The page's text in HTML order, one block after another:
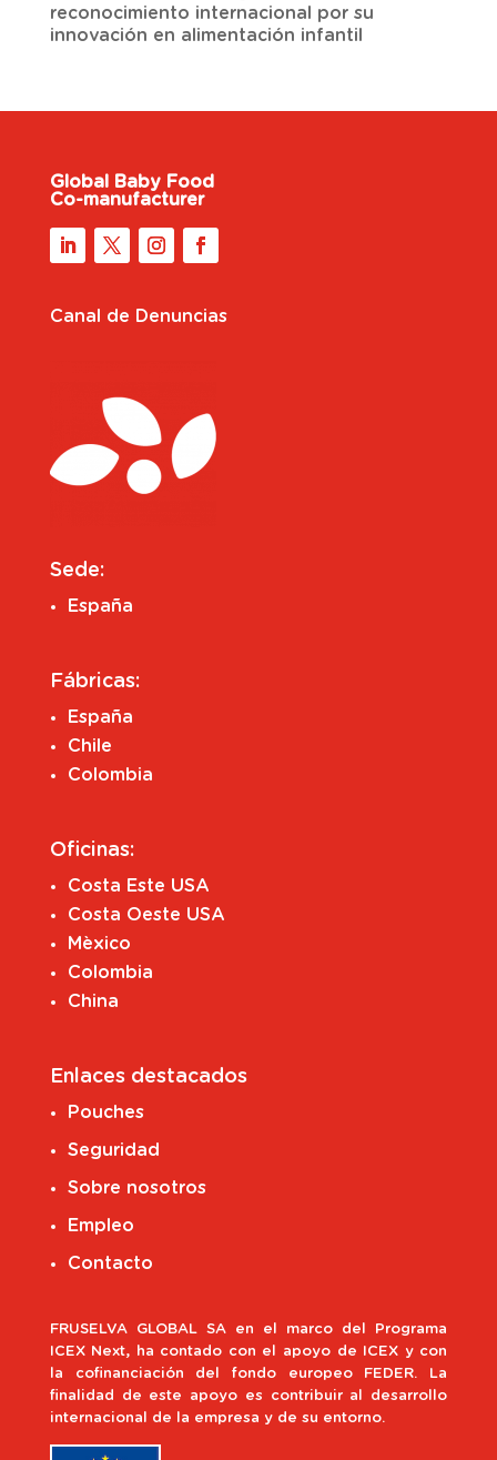
reconocimiento internacional por su
innovación en alimentación infantil
Global Baby Food
Co-manufacturer
Canal de Denuncias
Sede:
España
Fábricas:
España
Chile
Colombia
Oficinas:
Costa Este USA
Costa Oeste USA
Mèxico
Colombia
China
Enlaces destacados
Pouches
Seguridad
Sobre nosotros
Empleo
Contacto
FRUSELVA GLOBAL SA en el marco del Programa
ICEX Next, ha contado con el apoyo de ICEX y con
la cofinanciación del fondo europeo FEDER. La
finalidad de este apoyo es contribuir al desarrollo
internacional de la empresa y de su entorno.